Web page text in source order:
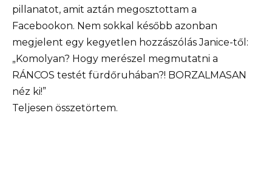
pillanatot, amit aztán megosztottam a
Facebookon. Nem sokkal később azonban
megjelent egy kegyetlen hozzászólás Janice-től:
„Komolyan? Hogy merészel megmutatni a
RÁNCOS testét fürdőruhában?! BORZALMASAN
néz ki!”
Teljesen összetörtem.